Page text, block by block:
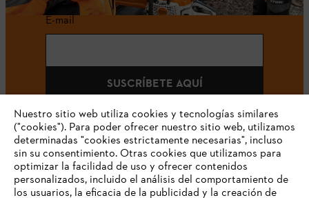
E-mail
SUSCRÍBETE AQUÍ
#STIHLCOLOMBIA
Nuestro sitio web utiliza cookies y tecnologías similares
("cookies"). Para poder ofrecer nuestro sitio web, utilizamos
determinadas "cookies estrictamente necesarias", incluso
sin su consentimiento. Otras cookies que utilizamos para
optimizar la facilidad de uso y ofrecer contenidos
personalizados, incluido el análisis del comportamiento de
los usuarios, la eficacia de la publicidad y la creación de